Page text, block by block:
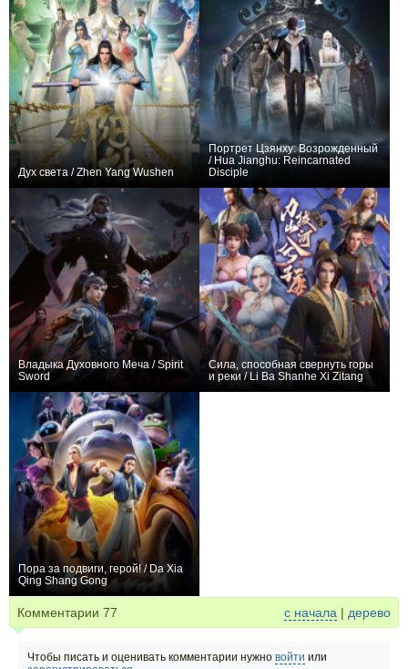
Дух света / Zhen Yang Wushen
Портрет Цзянху: Возрожденный
/ Hua Jianghu: Reincarnated
Disciple
Владыка Духовного Меча / Spirit
Sword
Сила, способная свернуть горы
и реки / Li Ba Shanhe Xi Zitang
Пора за подвиги, герой! / Da Xia
Qing Shang Gong
Комментарии 77 с начала | дерево
Чтобы писать и оценивать комментарии нужно войти или